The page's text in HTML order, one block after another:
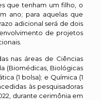
que tenham um filho, o
ano; para aquelas que
adicional será de dois
de projetos
nas áreas de Ciências
(Biomédicas, Biológicas
(1 bolsa); e Química (1
às pesquisadoras
durante cerimônia em